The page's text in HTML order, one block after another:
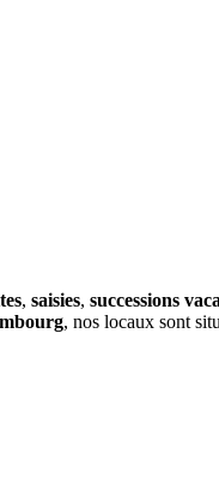
, saisies, successions
, nos locaux sont